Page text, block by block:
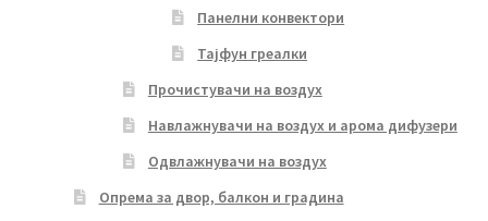
Панелни конвектори
Тајфун греалки
Прочистувачи на воздух
Навлажнувачи на воздух и арома дифузери
Одвлажнувачи на воздух
Опрема за двор, балкон и градина